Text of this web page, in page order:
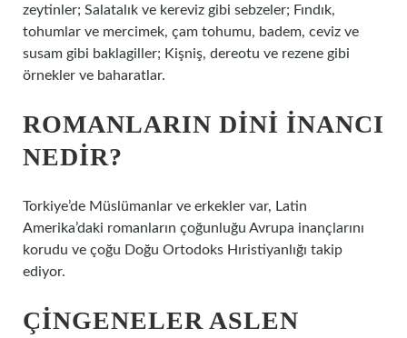
zeytinler; Salatalık ve kereviz gibi sebzeler; Fındık,
tohumlar ve mercimek, çam tohumu, badem, ceviz ve
susam gibi baklagiller; Kişniş, dereotu ve rezene gibi
örnekler ve baharatlar.
ROMANLARIN DINI INANCI
NEDIR?
Torkiye’de Müslümanlar ve erkekler var, Latin
Amerika’daki romanların çoğunluğu Avrupa inançlarını
korudu ve çoğu Doğu Ortodoks Hıristiyanlığı takip
ediyor.
ÇINGENELER ASLEN